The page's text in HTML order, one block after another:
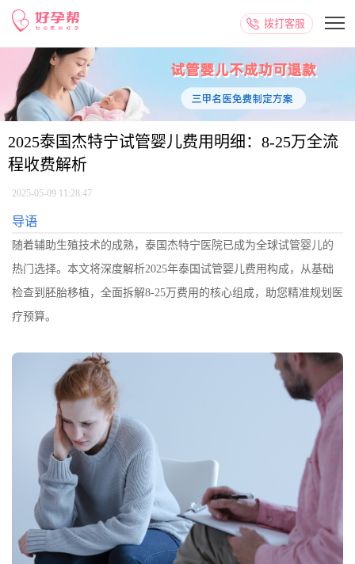
拨打客服
2025泰国杰特宁试管婴儿费用明细：8-25万全流
程收费解析
2025-05-09 11:28:47
导语
随着辅助生殖技术的成熟，泰国杰特宁医院已成为全球试管婴儿的
热门选择。本文将深度解析2025年泰国试管婴儿费用构成，从基础
检查到胚胎移植，全面拆解8-25万费用的核心组成，助您精准规划医
疗预算。